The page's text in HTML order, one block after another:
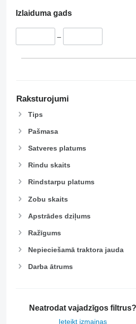
Izlaiduma gads
–
Raksturojumi
Tips
Pašmasa
Satveres platums
Rindu skaits
Rindstarpu platums
Zobu skaits
Apstrādes dziļums
Ražīgums
Nepieciešamā traktora jauda
Darba ātrums
Neatrodat vajadzīgos filtrus?
Ieteikt izmaiņas